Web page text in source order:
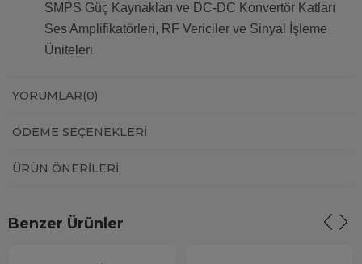
SMPS Güç Kaynakları ve DC-DC Konvertör Katları
Ses Amplifikatörleri, RF Vericiler ve Sinyal İşleme
Üniteleri
YORUMLAR(0)
ÖDEME SEÇENEKLERI
ÜRÜN ÖNERILERI
Benzer Ürünler